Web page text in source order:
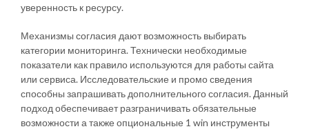
уверенность к ресурсу.
Механизмы согласия дают возможность выбирать
категории мониторинга. Технически необходимые
показатели как правило используются для работы сайта
или сервиса. Исследовательские и промо сведения
способны запрашивать дополнительного согласия. Данный
подход обеспечивает разграничивать обязательные
возможности а также опциональные 1 win инструменты